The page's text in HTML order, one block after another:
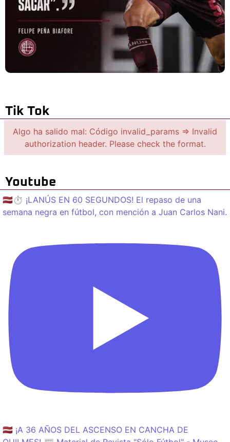
Tik Tok
Algo ha salido mal: Código invalid_params => Invalid
authorization header. Please check the format.
Youtube
🇱🇻⏱️ ¡LANÚS EN 60 SEGUNDOS! El repaso de una
semana negra en fútbol, con mención a Juan Carlos Nani.
🇱🇻 ¡A 36 AÑOS DEL ASCENSO EN CANCHA DE